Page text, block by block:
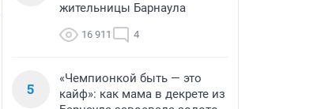
жительницы Барнаула
16 911 4
5
«Чемпионкой быть — это
кайф»: как мама в декрете из